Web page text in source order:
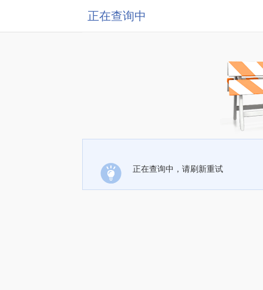
正在查询中
正在查询中，请刷新重试